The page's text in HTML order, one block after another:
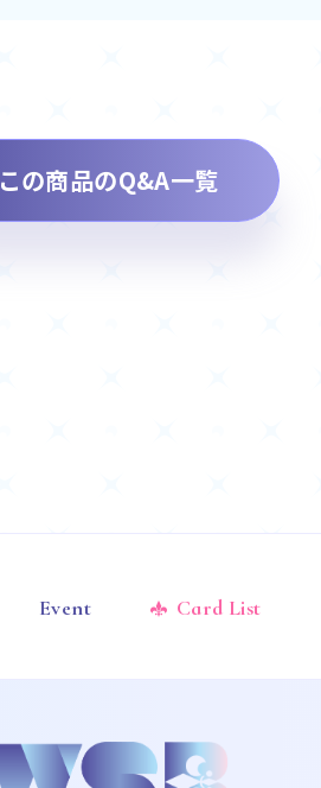
この商品のQ&A一覧
Event Card List